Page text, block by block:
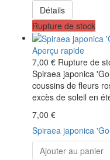
Détails
Rupture de stock
Aperçu rapide
7,00 € Rupture de
Spiraea japonica
coussins de fleurs
excès de soleil en
7,00 €
Spiraea japonica
Ajouter au panier